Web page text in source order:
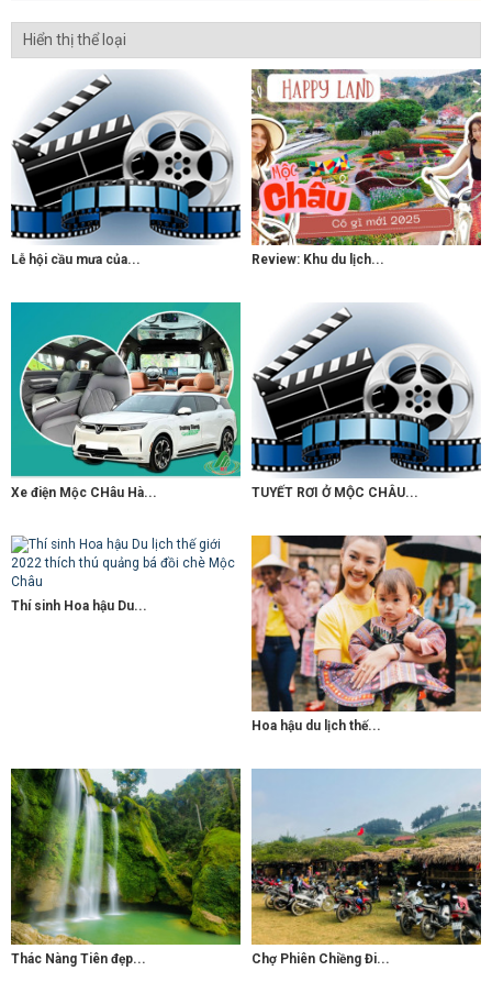
Hiển thị thể loại
Lễ hội cầu mưa của... Review: Khu du lịch...
Xe điện Mộc CHâu Hà... TUYẾT RƠI Ở MỘC CHÂU...
Thí sinh Hoa hậu Du...
Hoa hậu du lịch thế...
Thác Nàng Tiên đẹp... Chợ Phiên Chiềng Đi...